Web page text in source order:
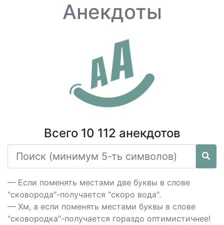
Анекдоты
Всего 10 112 анекдотов
— Если поменять местами две буквы в слове
"сковорода"-получается "скоро вода".
— Хм, а если поменять местами буквы в слове
"сковородка"-получается гораздо оптимистичнее!